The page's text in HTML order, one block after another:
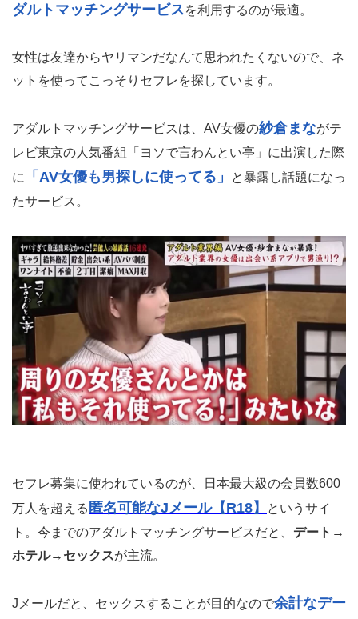
ダルトマッチングサービスを利用するのが最適。
女性は友達からヤリマンだなんて思われたくないので、ネ
ットを使ってこっそりセフレを探しています。
アダルトマッチングサービスは、AV女優の紗倉まながテ
レビ東京の人気番組「ヨソで言わんとい亭」に出演した際
に
「AV女優も男探しに使ってる」
と暴露し話題になっ
たサービス。
セフレ募集に使われているのが、日本最大級の会員数600
万人を超える 匿名可能なJメール【R18】
というサイ
ト。今までのアダルトマッチングサービスだと、 デート→
ホテル→セックスが主流。
Jメールだと、セックスすることが目的なので余計なデー